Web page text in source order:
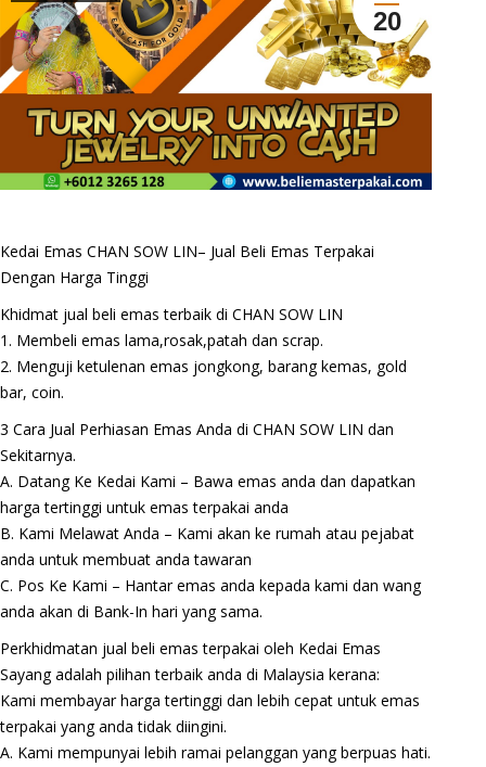
20
Kedai Emas CHAN SOW LIN– Jual Beli Emas Terpakai
Dengan Harga Tinggi
Khidmat jual beli emas terbaik di CHAN SOW LIN
1. Membeli emas lama,rosak,patah dan scrap.
2. Menguji ketulenan emas jongkong, barang kemas, gold
bar, coin.
3 Cara Jual Perhiasan Emas Anda di CHAN SOW LIN dan
Sekitarnya.
A. Datang Ke Kedai Kami – Bawa emas anda dan dapatkan
harga tertinggi untuk emas terpakai anda
B. Kami Melawat Anda – Kami akan ke rumah atau pejabat
anda untuk membuat anda tawaran
C. Pos Ke Kami – Hantar emas anda kepada kami dan wang
anda akan di Bank-In hari yang sama.
Perkhidmatan jual beli emas terpakai oleh Kedai Emas
Sayang adalah pilihan terbaik anda di Malaysia kerana:
Kami membayar harga tertinggi dan lebih cepat untuk emas
terpakai yang anda tidak diingini.
A. Kami mempunyai lebih ramai pelanggan yang berpuas hati.